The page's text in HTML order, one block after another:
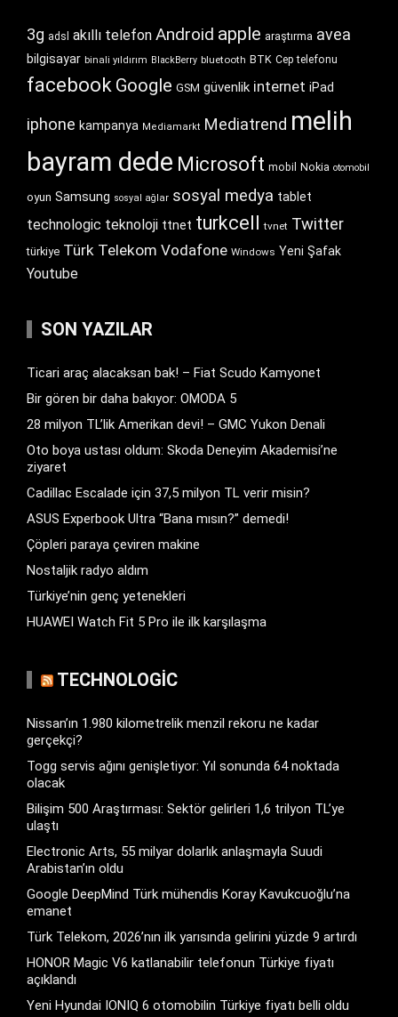
3g adsl akıllı telefon Android apple araştırma avea
bilgisayar binali yıldırım BlackBerry bluetooth BTK Cep telefonu
facebook Google GSM güvenlik internet iPad
iphone kampanya Mediamarkt Mediatrend melih
bayram dede Microsoft mobil Nokia otomobil
oyun Samsung sosyal ağlar sosyal medya tablet
technologic teknoloji ttnet turkcell tvnet Twitter
türkiye Türk Telekom Vodafone Windows Yeni Şafak
Youtube
SON YAZILAR
Ticari araç alacaksan bak! – Fiat Scudo Kamyonet
Bir gören bir daha bakıyor: OMODA 5
28 milyon TL’lik Amerikan devi! – GMC Yukon Denali
Oto boya ustası oldum: Skoda Deneyim Akademisi’ne
ziyaret
Cadillac Escalade için 37,5 milyon TL verir misin?
ASUS Experbook Ultra “Bana mısın?” demedi!
Çöpleri paraya çeviren makine
Nostaljik radyo aldım
Türkiye’nin genç yetenekleri
HUAWEI Watch Fit 5 Pro ile ilk karşılaşma
TECHNOLOGIC
Nissan’ın 1.980 kilometrelik menzil rekoru ne kadar
gerçekçi?
Togg servis ağını genişletiyor: Yıl sonunda 64 noktada
olacak
Bilişim 500 Araştırması: Sektör gelirleri 1,6 trilyon TL’ye
ulaştı
Electronic Arts, 55 milyar dolarlık anlaşmayla Suudi
Arabistan’ın oldu
Google DeepMind Türk mühendis Koray Kavukcuoğlu’na
emanet
Türk Telekom, 2026’nın ilk yarısında gelirini yüzde 9 artırdı
HONOR Magic V6 katlanabilir telefonun Türkiye fiyatı
açıklandı
Yeni Hyundai IONIQ 6 otomobilin Türkiye fiyatı belli oldu